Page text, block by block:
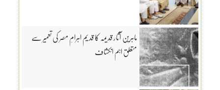
ماہرین آثار قدیمہ کا قدیم اہرامِ مصر کی تعمیر سے
متعلق اہم انکشاف